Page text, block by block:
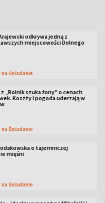
odkrywa jedną z
miejscowości Dolnego
na Śniadanie
„Rolnik szuka żony” o cenach
Koszty i pogoda uderzają w
na Śniadanie
o tajemniczej
mięśni
na Śniadanie